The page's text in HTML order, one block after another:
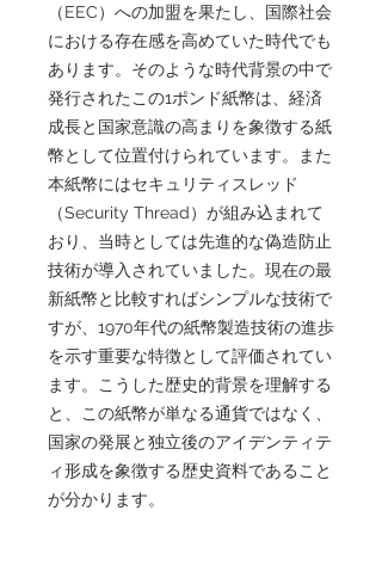
（EEC）への加盟を果たし、国際社会
における存在感を高めていた時代でも
あります。そのような時代背景の中で
発行されたこの1ポンド紙幣は、経済
成長と国家意識の高まりを象徴する紙
幣として位置付けられています。また
本紙幣にはセキュリティスレッド
（Security Thread）が組み込まれて
おり、当時としては先進的な偽造防止
技術が導入されていました。現在の最
新紙幣と比較すればシンプルな技術で
すが、1970年代の紙幣製造技術の進歩
を示す重要な特徴として評価されてい
ます。こうした歴史的背景を理解する
と、この紙幣が単なる通貨ではなく、
国家の発展と独立後のアイデンティテ
ィ形成を象徴する歴史資料であること
が分かります。